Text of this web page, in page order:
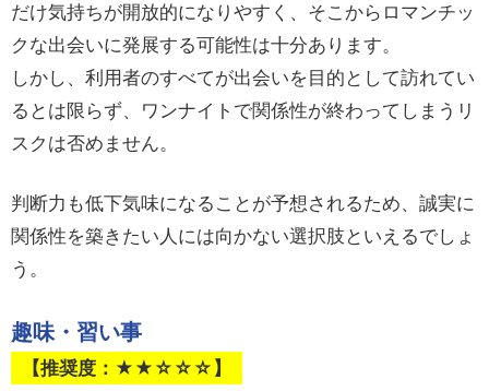
だけ気持ちが開放的になりやすく、そこからロマンチッ
クな出会いに発展する可能性は十分あります。
しかし、利用者のすべてが出会いを目的として訪れてい
るとは限らず、ワンナイトで関係性が終わってしまうリ
スクは否めません。
判断力も低下気味になることが予想されるため、誠実に
関係性を築きたい人には向かない選択肢といえるでしょ
う。
趣味・習い事
【推奨度：★★☆☆☆】